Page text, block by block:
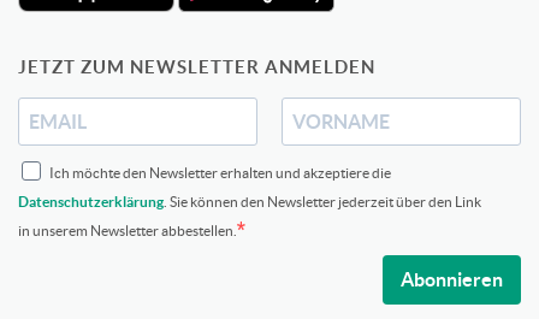
JETZT ZUM NEWSLETTER ANMELDEN
Ich möchte den Newsletter erhalten und akzeptiere die
Datenschutzerklärung . Sie können den Newsletter jederzeit über den Link
in unserem Newsletter abbestellen.
Abonnieren